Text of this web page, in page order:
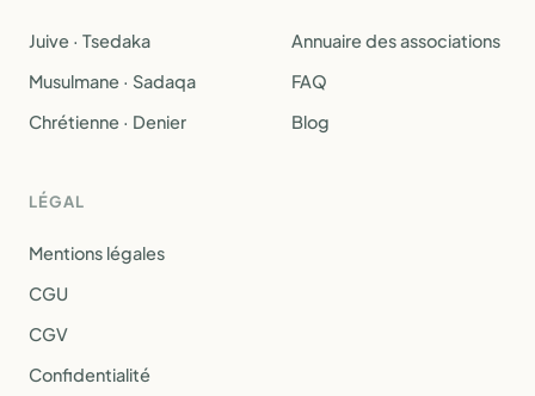
Juive · Tsedaka
Musulmane · Sadaqa
Chrétienne · Denier
Annuaire des associations
FAQ
Blog
LÉGAL
Mentions légales
CGU
CGV
Confidentialité